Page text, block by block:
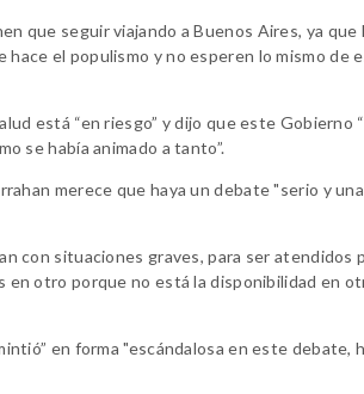
que seguir viajando a Buenos Aires, ya que
el populismo y no esperen lo mismo de
está “en riesgo” y dijo que este Gobierno
se había animado a tanto”.
merece que haya un debate "serio y una
con situaciones graves, para ser atendidos
en otro porque no está la disponibilidad en
en forma "escándalosa en este debate,